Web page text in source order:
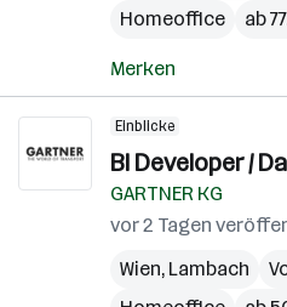
Homeoffice
ab
Merken
Einblicke
BI Developer /
GARTNER KG
vor 2 Tagen
Wien, Lambach